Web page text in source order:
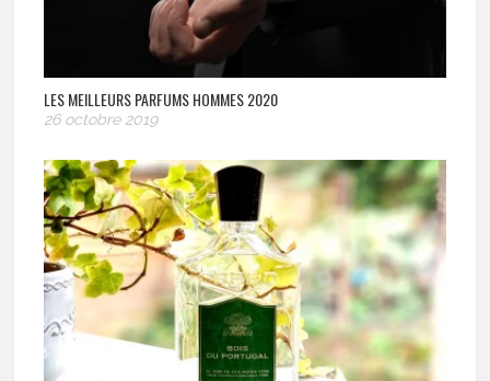
LES MEILLEURS PARFUMS HOMMES 2020
26 octobre 2019